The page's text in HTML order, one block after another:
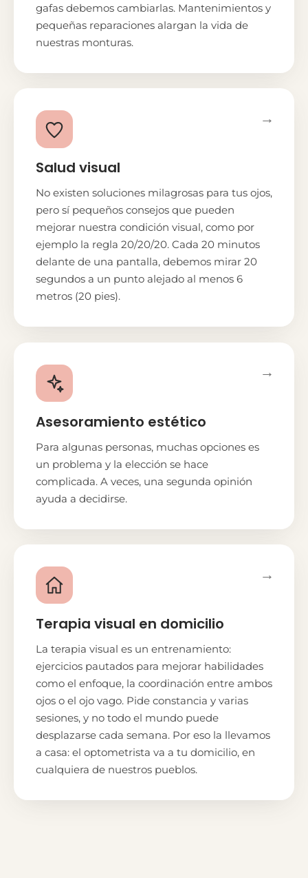
gafas debemos cambiarlas. Mantenimientos y
pequeñas reparaciones alargan la vida de
nuestras monturas.
Salud visual
No existen soluciones milagrosas para tus ojos,
pero sí pequeños consejos que pueden
mejorar nuestra condición visual, como por
ejemplo la regla 20/20/20. Cada 20 minutos
delante de una pantalla, debemos mirar 20
segundos a un punto alejado al menos 6
metros (20 pies).
→
Asesoramiento estético
Para algunas personas, muchas opciones es
un problema y la elección se hace
complicada. A veces, una segunda opinión
ayuda a decidirse.
→
Terapia visual en domicilio
La terapia visual es un entrenamiento:
ejercicios pautados para mejorar habilidades
como el enfoque, la coordinación entre ambos
ojos o el ojo vago. Pide constancia y varias
sesiones, y no todo el mundo puede
desplazarse cada semana. Por eso la llevamos
a casa: el optometrista va a tu domicilio, en
cualquiera de nuestros pueblos.
→